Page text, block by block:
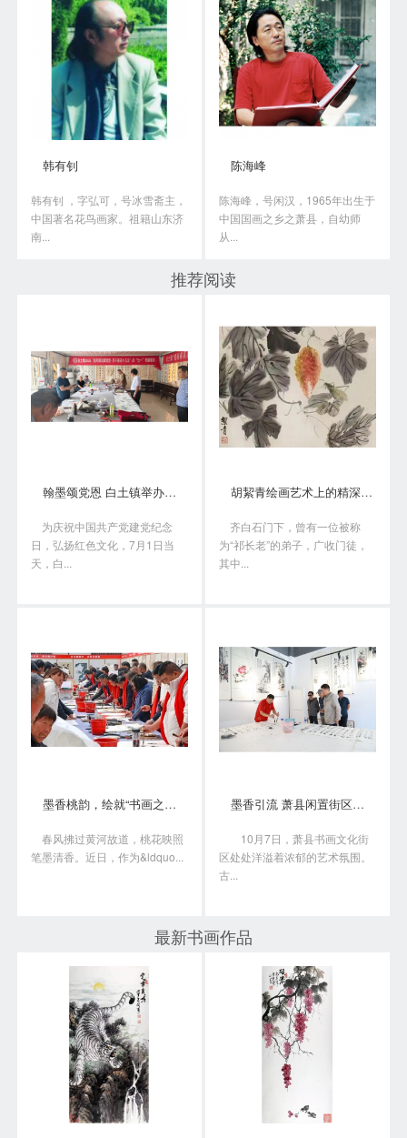
韩有钊
韩有钊 ，字弘可，号冰雪斋主，
中国著名花鸟画家。祖籍山东济
南...
陈海峰
陈海峰，号闲汉，1965年出生于
中国国画之乡之萧县，自幼师
从...
推荐阅读
翰墨颂党恩 白土镇举办书画笔会庆“七一”
为庆祝中国共产党建党纪念
日，弘扬红色文化，7月1日当
天，白...
胡絜青绘画艺术上的精深造诣从何而来?
齐白石门下，曾有一位被称
为“祁长老”的弟子，广收门徒，
其中...
墨香桃韵，绘就“书画之乡”新画卷
春风拂过黄河故道，桃花映照
笔墨清香。近日，作为&ldquo...
墨香引流 萧县闲置街区变身书画艺术聚落
10月7日，萧县书画文化街
区处处洋溢着浓郁的艺术氛围。
古...
最新书画作品